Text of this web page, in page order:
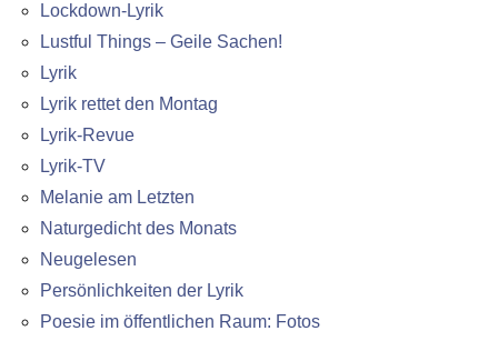
Lockdown-Lyrik
Lustful Things – Geile Sachen!
Lyrik
Lyrik rettet den Montag
Lyrik-Revue
Lyrik-TV
Melanie am Letzten
Naturgedicht des Monats
Neugelesen
Persönlichkeiten der Lyrik
Poesie im öffentlichen Raum: Fotos